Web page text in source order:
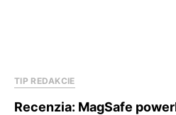
TIP REDAKCIE
Recenzia: MagSafe